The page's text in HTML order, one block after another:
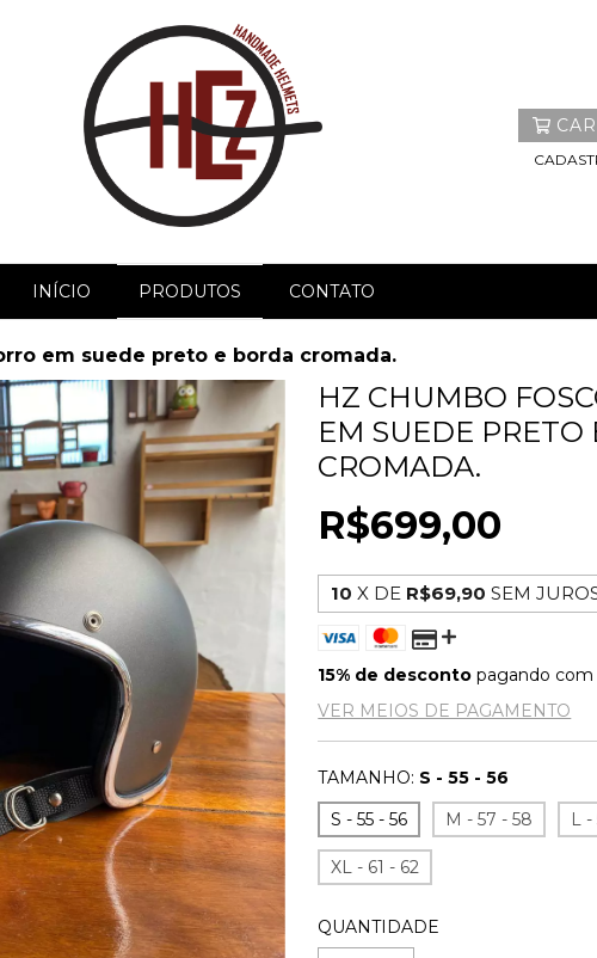
INÍCIO PRODUTOS CONTATO
em suede preto e borda cromada.
HZ CHUMBO
EM SUEDE PRETO
CROMADA.
R$699,00
10 X DE R$69,90 SEM
15% de desconto pagando com
VER MEIOS DE PAGAMENTO
TAMANHO: S - 55 - 56
S - 55 - 56
M - 57 - 58 L -
XL - 61 - 62
QUANTIDADE